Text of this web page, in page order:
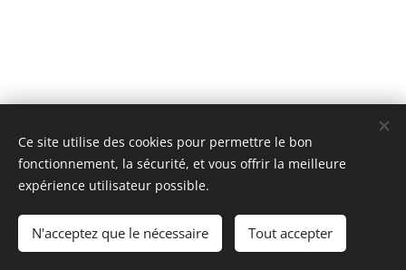
© 2022 GOUDAILLIER Ergothérapie - tout droit réservé.
Optimisé parWebnode Cookies
Ce site utilise des cookies pour permettre le bon
fonctionnement, la sécurité, et vous offrir la meilleure
expérience utilisateur possible.
N'acceptez que le nécessaire Tout accepter